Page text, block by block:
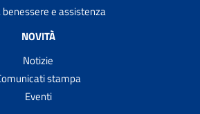
benessere e assistenza
NOVITÀ
Notizie
stampa
Eventi